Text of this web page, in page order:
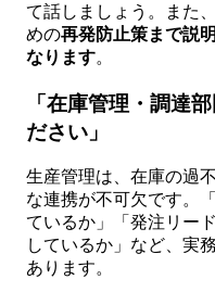
て話しましょう。また
めの再発防止策まで説
なります。
「在庫管理・調達
ださい」
生産管理は、在庫の過
な連携が不可欠です。
ているか」「発注リー
しているか」など、実
あります。